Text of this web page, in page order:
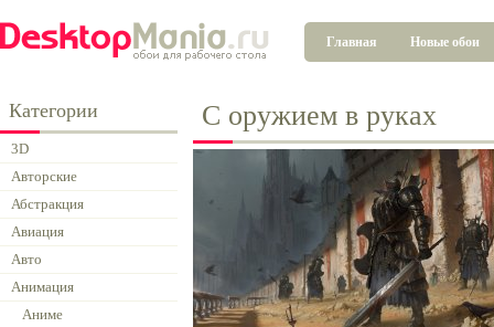
Главная Новые обои
Категории
3D
Авторские
Абстракция
Авиация
Авто
Анимация
Аниме
С оружием в руках